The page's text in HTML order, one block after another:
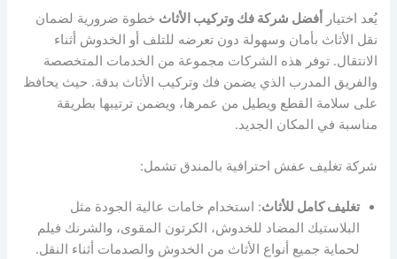
يُعد اختيار أفضل شركة فك وتركيب الأثاث خطوة ضرورية لضمان
نقل الأثاث بأمان وسهولة دون تعرضه للتلف أو الخدوش أثناء
الانتقال. توفر هذه الشركات مجموعة من الخدمات المتخصصة
والفريق المدرب الذي يضمن فك وتركيب الأثاث بدقة. حيث يحافظ
على سلامة القطع ويطيل من عمرها، ويضمن ترتيبها بطريقة
مناسبة في المكان الجديد.
شركة تغليف عفش احترافية بالمندق تشمل:
تغليف كامل للأثاث: استخدام خامات عالية الجودة مثل
البلاستيك المضاد للخدوش، الكرتون المقوى، والشرنك فيلم
لحماية جميع أنواع الأثاث من الخدوش والصدمات أثناء النقل.